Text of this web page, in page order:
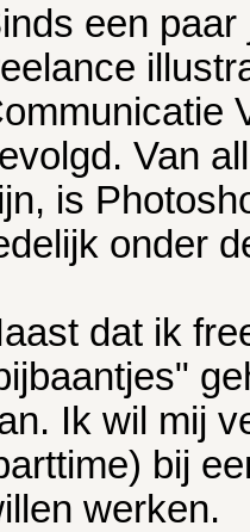
een
Van
is
onder
dat ik
Ik wil mij
bij
werken.